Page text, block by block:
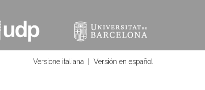
Versione italiana Versión en español